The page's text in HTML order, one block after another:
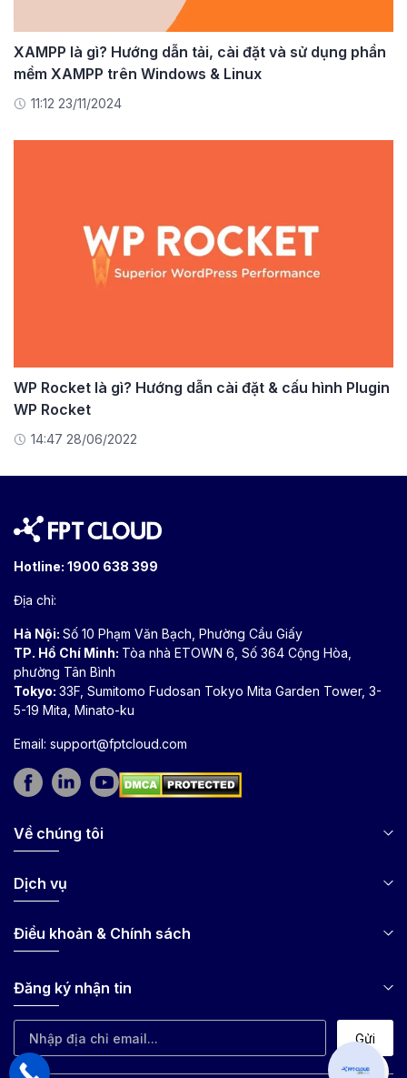
XAMPP là gì? Hướng dẫn tải, cài đặt và sử dụng phần
mềm XAMPP trên Windows & Linux
11:12 23/11/2024
WP Rocket là gì? Hướng dẫn cài đặt & cấu hình Plugin
WP Rocket
14:47 28/06/2022
Hotline: 1900 638 399
Địa chỉ:
Hà Nội: Số 10 Phạm Văn Bạch, Phường Cầu Giấy
TP. Hồ Chí Minh: Tòa nhà ETOWN 6, Số 364 Cộng Hòa,
phường Tân Bình
Tokyo: 33F, Sumitomo Fudosan Tokyo Mita Garden Tower, 3-
5-19 Mita, Minato-ku
Email: support@fptcloud.com
Về chúng tôi
Dịch vụ
Điều khoản & Chính sách
Đăng ký nhận tin
Gửi
Can I